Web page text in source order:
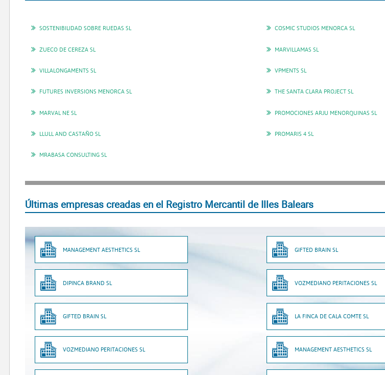
SOSTENIBILIDAD SOBRE RUEDAS SL COSMIC STUDIOS MENORCA SL
ZUECO DE CEREZA SL MARVILLAMAS SL
VILLALONGAMENTS SL VPMENTS SL
FUTURES INVERSIONS MENORCA SL THE SANTA CLARA PROJECT SL
MARVAL NE SL PROMOCIONES ARJU MENORQUINAS SL
LLULL AND CASTAÑO SL PROMARIS 4 SL
MRABASA CONSULTING SL
Últimas empresas creadas en el Registro Mercantil de Illes Balears
MANAGEMENT AESTHETICS SL GIFTED BRAIN SL
DIPINCA BRAND SL VOZMEDIANO PERITACIONES SL
GIFTED BRAIN SL LA FINCA DE CALA COMTE SL
VOZMEDIANO PERITACIONES SL MANAGEMENT AESTHETICS SL